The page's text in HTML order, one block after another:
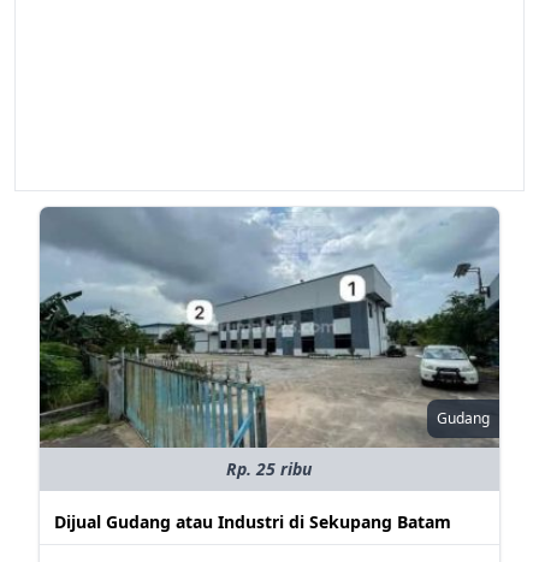
Gudang
Rp. 25 ribu
Dijual Gudang atau Industri di Sekupang Batam